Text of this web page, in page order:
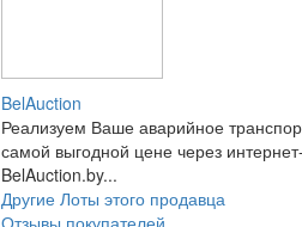
BelAuction
Реализуем Ваше аварийное
самой выгодной цене через
BelAuction.by...
Другие Лоты этого продавца
Отзывы покупателей